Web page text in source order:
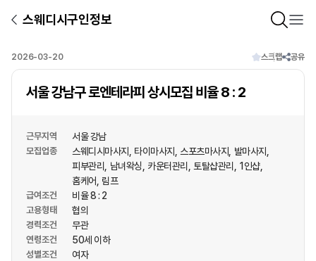
스웨디시구인정보
2026-03-20 스크랩 공유
서울 강남구 로엔테라피 상시모집 비율 8 : 2
근무지역 서울 강남
모집업종 스웨디시마사지 타이마사지 스포츠마사지
발마사지
피부관리
남녀왁싱 카운터관리 토탈샵관리
1인샵
홈케어
림프
급여조건 비율 8 : 2
고용형태 협의
경력조건 무관
연령조건 50세 이하
성별조건 여자